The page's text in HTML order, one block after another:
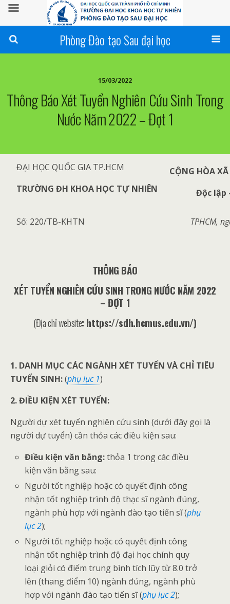
Phòng Đào tạo Sau đại học
15/03/2022
Thông Báo Xét Tuyển Nghiên Cứu Sinh Trong
Nước Năm 2022 – Đợt 1
ĐẠI HỌC QUỐC GIA TP.HCM
TRƯỜNG ĐH KHOA HỌC TỰ NHIÊN
CỘNG HÒA
Độc lập
Số: 220/TB-KHTN TPHCM,
THÔNG BÁO
XÉT TUYỂN NGHIÊN CỨU SINH TRONG NƯỚC NĂM 2022
– ĐỢT 1
(Địa chỉ website: https://sdh.hcmus.edu.vn/)
1. DANH MỤC CÁC NGÀNH XÉT TUYỂN VÀ CHỈ TIÊU
TUYỂN SINH:(phụ lục 1)
2. ĐIỀU KIỆN XÉT TUYỂN:
Người dự xét tuyển nghiên cứu sinh (dưới đây gọi là
người dự tuyển) cần thỏa các điều kiện sau:
Điều kiện văn bằng:thỏa 1 trong các điều
kiện văn bằng sau:
Người tốt nghiệp hoặc có quyết định công
nhận tốt nghiệp trình độ thạc sĩ ngành đúng,
ngành phù hợp với ngành đào tạo tiến sĩ (phụ
lục 2);
Người tốt nghiệp hoặc có quyết định công
nhận tốt nghiệp trình độ đại học chính quy
loại giỏi có điểm trung bình tích lũy từ 8.0 trở
lên (thang điểm 10) ngành đúng, ngành phù
hợp với ngành đào tạo tiến sĩ (phụ lục 2);